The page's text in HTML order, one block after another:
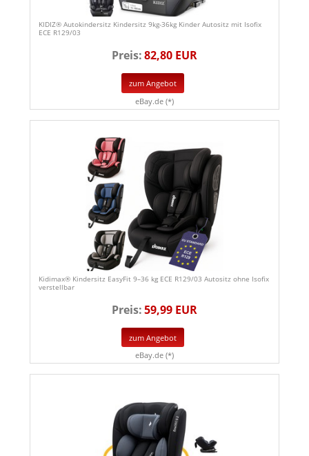
KIDIZ® Autokindersitz Kindersitz 9kg-36kg Kinder Autositz mit Isofix
ECE R129/03
Preis:82,80 EUR
zum Angebot
eBay.de (*)
Kidimax® Kindersitz EasyFit 9–36 kg ECE R129/03 Autositz ohne Isofix
verstellbar
Preis:59,99 EUR
zum Angebot
eBay.de (*)